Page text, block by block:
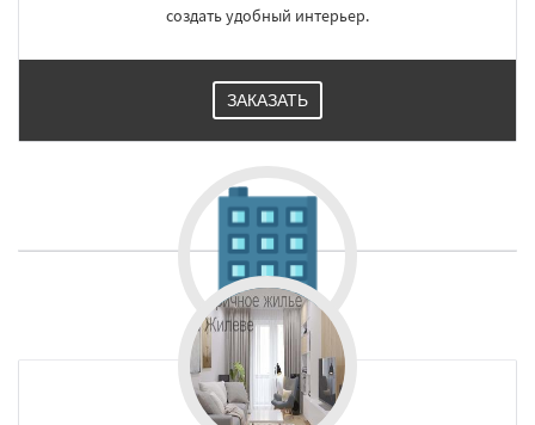
создать удобный интерьер.
ЗАКАЗАТЬ